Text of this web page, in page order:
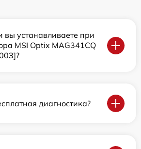
вы устанавливаете при
MSI Optix MAG341CQ
диагностика?